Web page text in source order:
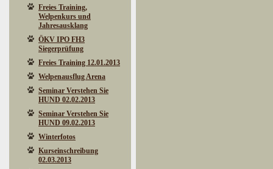
Freies Training,
Welpenkurs und
Jahresausklang
ÖKV IPO FH3
Siegerprüfung
Freies Training 12.01.2013
Welpenausflug Arena
Seminar Verstehen Sie
HUND 02.02.2013
Seminar Verstehen Sie
HUND 09.02.2013
Winterfotos
Kurseinschreibung
02.03.2013